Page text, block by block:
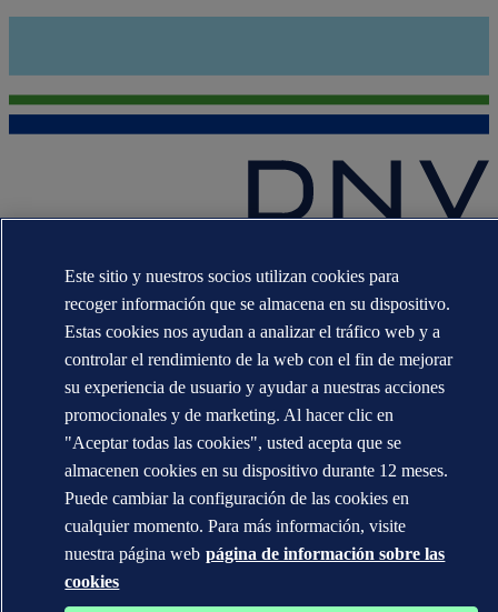
Norske Veritas® son propiedad de las empresas del grupo Det
Norske Veritas. Todos los derechos reservados.
WHEN TRUST MATTERS
Este sitio y nuestros socios utilizan cookies para
recoger información que se almacena en su dispositivo.
Estas cookies nos ayudan a analizar el tráfico web y a
controlar el rendimiento de la web con el fin de mejorar
su experiencia de usuario y ayudar a nuestras acciones
promocionales y de marketing. Al hacer clic en
"Aceptar todas las cookies", usted acepta que se
almacenen cookies en su dispositivo durante 12 meses.
Puede cambiar la configuración de las cookies en
cualquier momento. Para más información, visite
nuestra página web página de información sobre las
cookies